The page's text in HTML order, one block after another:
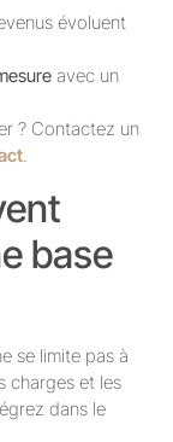
évoluent
avec un
? Contactez un
base
se limite pas à
charges et les
dans le